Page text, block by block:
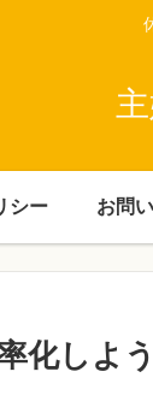
シー お問
化しよ